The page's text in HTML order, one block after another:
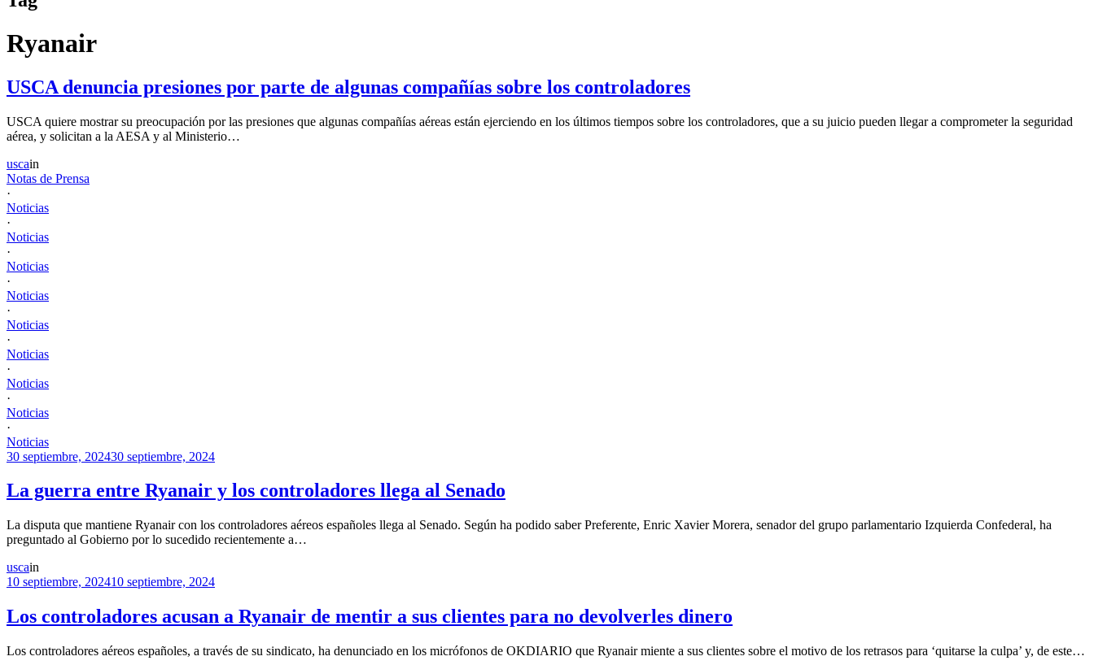
Ryanair
USCA denuncia presiones por parte de algunas compañías sobre los controladores
USCA quiere mostrar su preocupación por las presiones que algunas compañías aéreas están ejerciendo en los últimos tiempos sobre los controladores, que a su juicio pueden llegar a comprometer la seguridad
aérea, y solicitan a la AESA y al Ministerio…
uscain
Notas de Prensa
·
Noticias
·
Noticias
·
Noticias
·
Noticias
·
Noticias
·
Noticias
·
Noticias
·
Noticias
·
Noticias
30 septiembre, 202430 septiembre, 2024
La guerra entre Ryanair y los controladores llega al Senado
La disputa que mantiene Ryanair con los controladores aéreos españoles llega al Senado. Según ha podido saber Preferente, Enric Xavier Morera, senador del grupo parlamentario Izquierda Confederal, ha
preguntado al Gobierno por lo sucedido recientemente a…
uscain
10 septiembre, 202410 septiembre, 2024
Los controladores acusan a Ryanair de mentir a sus clientes para no devolverles dinero
Los controladores aéreos españoles, a través de su sindicato, ha denunciado en los micrófonos de OKDIARIO que Ryanair miente a sus clientes sobre el motivo de los retrasos para ‘quitarse la culpa’ y, de este…